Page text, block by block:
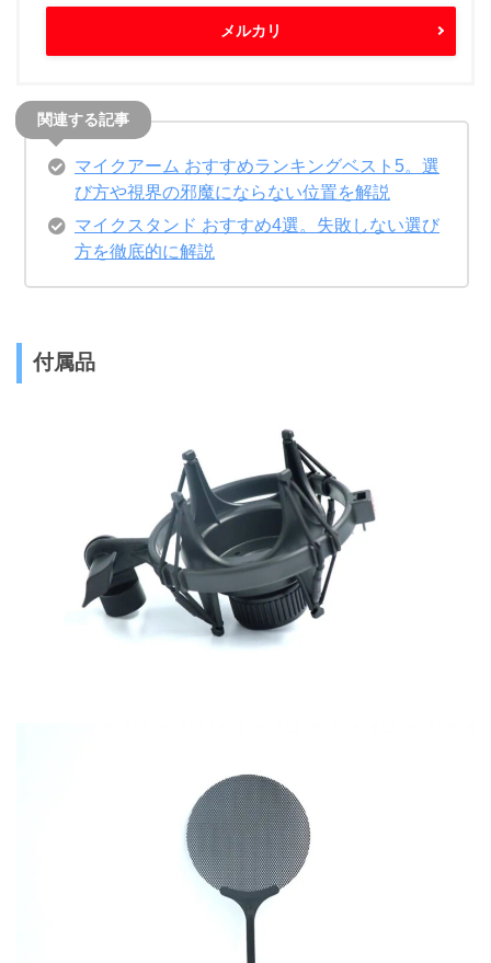
メルカリ
マイクアーム おすすめランキングベスト5。選
び方や視界の邪魔にならない位置を解説
マイクスタンド おすすめ4選。失敗しない選び
方を徹底的に解説
付属品